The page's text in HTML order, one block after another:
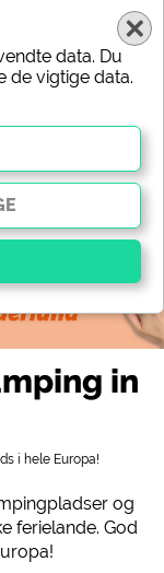
in
i hele Europa!
og
ferielande. God
data. Du
de vigtige data.
af websteder med